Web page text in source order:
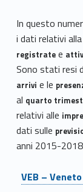
In questo
i dati relativi alla
registratee
Sono stati resi
arrivi e le
al quarto
relativi alle
dati sulle
anni 2015-2018
VEB –